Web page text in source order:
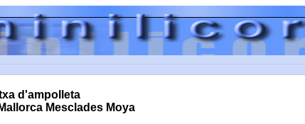
d'ampolleta
Mesclades Moya